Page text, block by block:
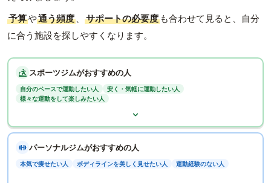
予算や通う頻度 、 サポートの必要度 も合わせて見ると、自分
に合う施設を探しやすくなります。
スポーツジムがおすすめの人
自分のペースで運動したい人
安く・気軽に運動したい人
様々な運動をして楽しみたい人
パーソナルジムがおすすめの人
本気で痩せたい人 ボディラインを美しく見せたい人 運動経験のない人